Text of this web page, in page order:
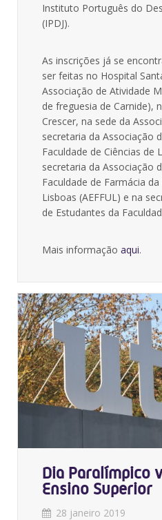
Instituto Português do
(IPDJ).
As inscrições já se
ser feitas no Hospital
Associação de Atividade
de freguesia de Carnide),
Crescer, na sede da
secretaria da Associação
Faculdade de Ciências de
secretaria da Associação
Faculdade de Farmácia
Lisboas (AEFFUL) e na
de Estudantes da
Mais informação aqui.
Dia Paralímpico
Ensino Superior
28 janeiro 2019